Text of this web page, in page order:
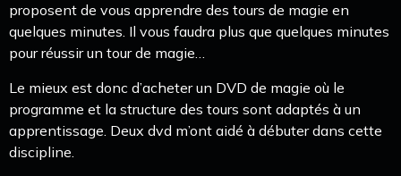
proposent de vous apprendre des tours de magie en
quelques minutes. Il vous faudra plus que quelques minutes
pour réussir un tour de magie…
Le mieux est donc d’acheter un DVD de magie où le
programme et la structure des tours sont adaptés à un
apprentissage. Deux dvd m’ont aidé à débuter dans cette
discipline.